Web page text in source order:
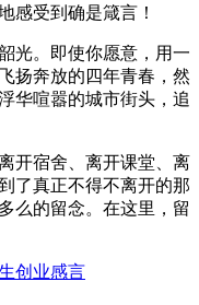
感受到确是箴言！
光。即使你愿意，用一
扬奔放的四年青春，然
华喧嚣的城市街头，追
开宿舍、离开课堂、离
真正不得不离开的那
么的留念。在这里，留
创业感言